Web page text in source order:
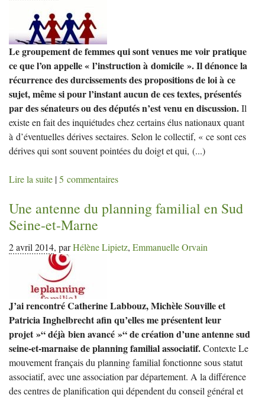
Le groupement de femmes qui sont venues me voir pratique
ce que l’on appelle « l’instruction à domicile ». Il dénonce la
récurrence des durcissements des propositions de loi à ce
sujet, même si pour l’instant aucun de ces textes, présentés
par des sénateurs ou des députés n’est venu en discussion.Il
existe en fait des inquiétudes chez certains élus nationaux quant
à d’éventuelles dérives sectaires. Selon le collectif, « ce sont ces
dérives qui sont souvent pointées du doigt et qui, (...)
Lire la suite |5 commentaires
Une antenne du planning familial en Sud
Seine-et-Marne
2 avril 2014, parHélène Lipietz, Emmanuelle Orvain
J’ai rencontré Catherine Labbouz, Michèle Souville et
Patricia Inghelbrecht afin qu’elles me présentent leur
projet »“ déjà bien avancé »“ de création d’une antenne sud
seine-et-marnaise de planning familial associatif.Contexte Le
mouvement français du planning familial fonctionne sous statut
associatif, avec une association par département. A la différence
des centres de planification qui dépendent du conseil général et